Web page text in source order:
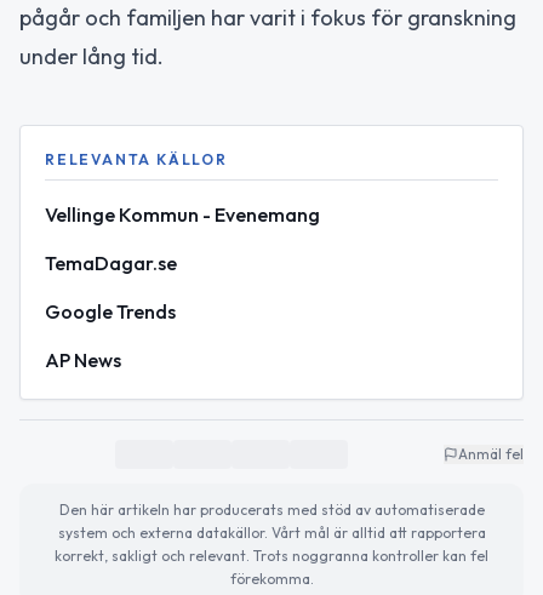
pågår och familjen har varit i fokus för granskning
under lång tid.
RELEVANTA KÄLLOR
Vellinge Kommun - Evenemang
TemaDagar.se
Google Trends
AP News
Anmäl fel
Den här artikeln har producerats med stöd av automatiserade
system och externa datakällor. Vårt mål är alltid att rapportera
korrekt, sakligt och relevant. Trots noggranna kontroller kan fel
förekomma.